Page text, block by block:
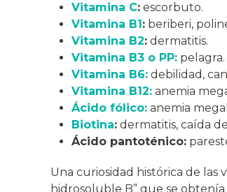
Vitamina C: escorbuto.
Vitamina B1: beriberi,
Vitamina B2: dermatitis.
Vitamina B3 o PP: pelagra.
Vitamina B6: debilidad,
Vitamina B12: anemia
Ácido fólico: anemia
Biotina: dermatitis, caída
Ácido pantoténico:
Una curiosidad histórica de las
hidrosoluble B” que se